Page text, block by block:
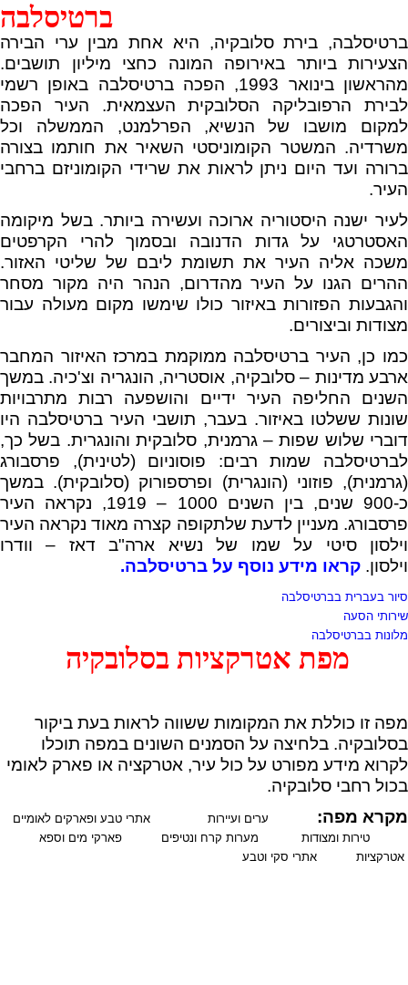
ברטיסלבה
ברטיסלבה, בירת סלובקיה, היא אחת מבין ערי הבירה
הצעירות ביותר באירופה המונה כחצי מיליון תושבים.
מהראשון בינואר 1993, הפכה ברטיסלבה באופן רשמי
לבירת הרפובליקה הסלובקית העצמאית. העיר הפכה
למקום מושבו של הנשיא, הפרלמנט, הממשלה וכל
משרדיה. המשטר הקומוניסטי השאיר את חותמו בצורה
ברורה ועד היום ניתן לראות את שרידי הקומוניזם ברחבי
העיר.
לעיר ישנה היסטוריה ארוכה ועשירה ביותר. בשל מיקומה
האסטרטגי על גדות הדנובה ובסמוך להרי הקרפטים
משכה אליה העיר את תשומת ליבם של שליטי האזור.
ההרים הגנו על העיר מהדרום, הנהר היה מקור מסחר
והגבעות הפזורות באיזור כולו שימשו מקום מעולה עבור
מצודות וביצורים.
כמו כן, העיר ברטיסלבה ממוקמת במרכז האיזור המחבר
ארבע מדינות – סלובקיה, אוסטריה, הונגריה וצ'כיה. במשך
השנים החליפה העיר ידיים והושפעה רבות מתרבויות
שונות ששלטו באיזור. בעבר, תושבי העיר ברטיסלבה היו
דוברי שלוש שפות – גרמנית, סלובקית והונגרית. בשל כך,
לברטיסלבה שמות רבים: פוסוניום (לטינית), פרסבורג
(גרמנית), פוזוני (הונגרית) ופרספורוק (סלובקית). במשך
כ-900 שנים, בין השנים 1000 – 1919, נקראה העיר
פרסבורג. מעניין לדעת שלתקופה קצרה מאוד נקראה העיר
וילסון סיטי על שמו של נשיא ארה"ב דאז – וודרו
וילסון. קראו מידע נוסף על ברטיסלבה.
סיור בעברית בברטיסלבה
שירותי הסעה
מלונות בברטיסלבה
מפת אטרקציות בסלובקיה
מפה זו כוללת את המקומות ששווה לראות בעת ביקור
בסלובקיה. בלחיצה על הסמנים השונים במפה תוכלו
לקרוא מידע מפורט על כול עיר, אטרקציה או פארק לאומי
בכול רחבי סלובקיה.
מקרא מפה:
ערים ועיירות
אתרי טבע ופארקים לאומיים
טירות ומצודות
מערות קרח ונטיפים
פארקי מים וספא
אטרקציות
אתרי סקי וטבע